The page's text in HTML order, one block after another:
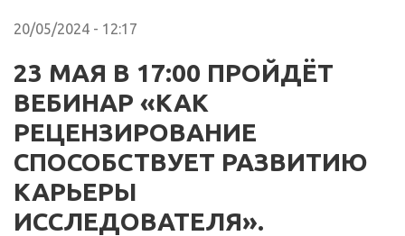
20/05/2024 - 12:17
23 МАЯ В 17:00 ПРОЙДЁТ
ВЕБИНАР «КАК
РЕЦЕНЗИРОВАНИЕ
СПОСОБСТВУЕТ РАЗВИТИЮ
КАРЬЕРЫ
ИССЛЕДОВАТЕЛЯ».